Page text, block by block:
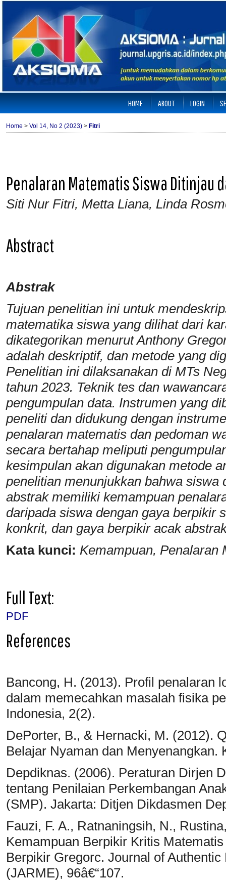
HOME ABOUT LOGIN
Home > Vol 14, No 2 (2023) > Fitri
Penalaran Matematis Siswa Ditinjau
Siti Nur Fitri, Metta Liana, Linda
Abstract
Abstrak
Tujuan penelitian ini untuk
matematika siswa yang dilihat dari
dikategorikan menurut Anthony
adalah deskriptif, dan metode yang
Penelitian ini dilaksanakan di MTs
tahun 2023. Teknik tes dan
pengumpulan data. Instrumen yang
peneliti dan didukung dengan
penalaran matematis dan pedoman
secara bertahap meliputi
kesimpulan akan digunakan metode
penelitian menunjukkan bahwa siswa
abstrak memiliki kemampuan
daripada siswa dengan gaya berpikir
konkrit, dan gaya berpikir acak
Kata kunci: Kemampuan, Penalaran
Full Text:
PDF
References
Bancong, H. (2013). Profil penalaran
dalam memecahkan masalah fisika
Indonesia, 2(2).
DePorter, B., & Hernacki, M. (2012).
Belajar Nyaman dan Menyenangkan.
Depdiknas. (2006). Peraturan Dirjen
tentang Penilaian Perkembangan
(SMP). Jakarta: Ditjen Dikdasmen
Fauzi, F. A., Ratnaningsih, N.,
Kemampuan Berpikir Kritis
Berpikir Gregorc. Journal of
(JARME), 96â€“107.